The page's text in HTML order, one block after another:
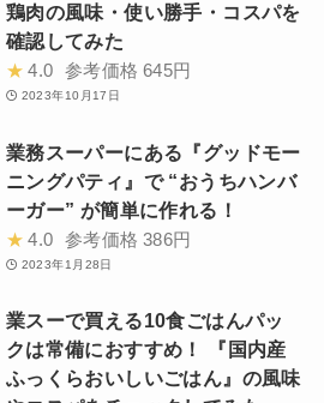
鶏肉の風味・使い勝手・コスパを
確認してみた
★ 4.0 参考価格 645円
2023年10月17日
業務スーパーにある『グッドモー
ニングパティ』で “おうちハンバ
ーガー” が簡単に作れる！
★ 4.0 参考価格 386円
2023年1月28日
業スーで買える10食ごはんパッ
クは常備におすすめ！ 『国内産
ふっくらおいしいごはん』の風味